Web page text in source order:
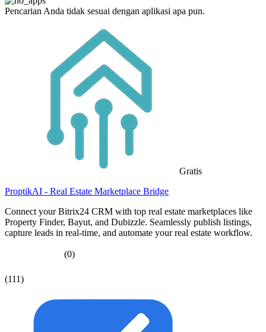
Pencarian Anda tidak sesuai dengan aplikasi apa pun.
Gratis
ProptikAI - Real Estate Marketplace Bridge
Connect your Bitrix24 CRM with top real estate marketplaces like
Property Finder, Bayut, and Dubizzle. Seamlessly publish listings,
capture leads in real-time, and automate your real estate workflow.
(0)
(111)